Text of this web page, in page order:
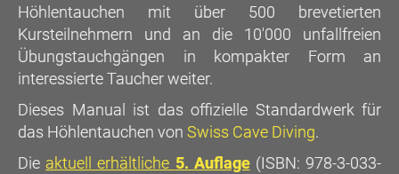
Höhlentauchen mit über 500 brevetierten
Kursteilnehmern und an die 10'000 unfallfreien
Übungstauchgängen in kompakter Form an
interessierte Taucher weiter.
Dieses Manual ist das offizielle Standardwerk für
das Höhlentauchen von Swiss Cave Diving.
Dieaktuell erhältliche 5. Auflage(ISBN: 978-3-033-